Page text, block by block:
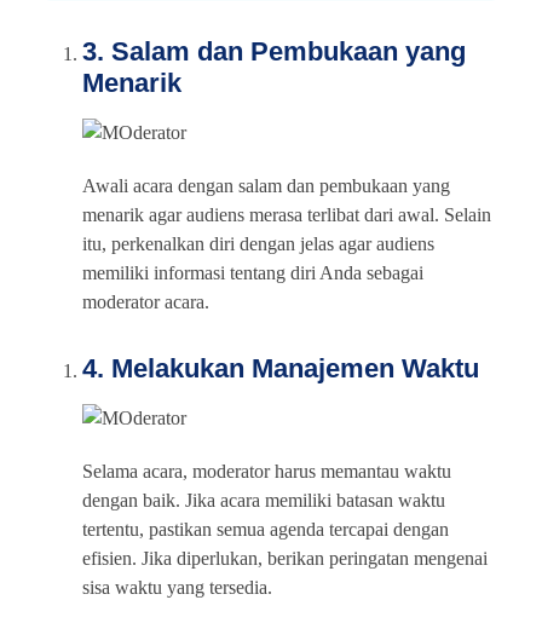
3. Salam dan Pembukaan yang
Menarik
Awali acara dengan salam dan pembukaan yang
menarik agar audiens merasa terlibat dari awal. Selain
itu, perkenalkan diri dengan jelas agar audiens
memiliki informasi tentang diri Anda sebagai
moderator acara.
4. Melakukan Manajemen Waktu
Selama acara, moderator harus memantau waktu
dengan baik. Jika acara memiliki batasan waktu
tertentu, pastikan semua agenda tercapai dengan
efisien. Jika diperlukan, berikan peringatan mengenai
sisa waktu yang tersedia.